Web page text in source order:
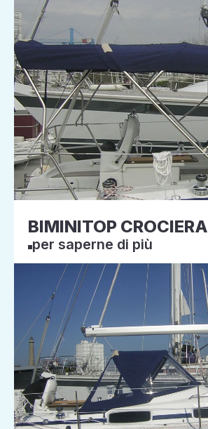
BIMINITOP CROCIERA
per saperne di più